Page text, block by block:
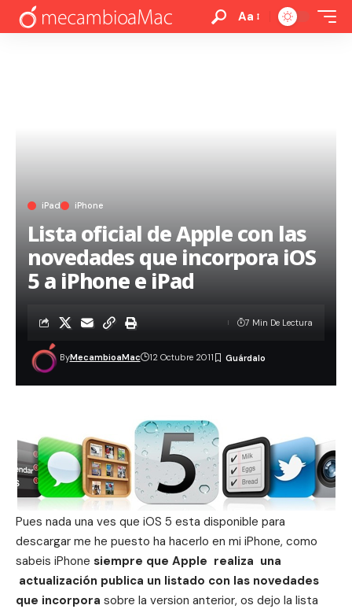
Aa
iPad iPhone
Lista oficial de Apple con las
novedades que incorpora iOS
5 a iPhone e iPad
ByMecambioaMac 12 Octubre 2011
7 Min De Lectura
Pues nada una ves que iOS 5 esta disponible para
descargar me he puesto ha hacerlo en mi iPhone, como
sabeis iPhone siempre que Apple realiza una
actualización publica un listado con las novedades
que incorpora sobre la version anterior, os dejo la lista